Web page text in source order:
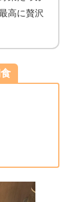
高に贅沢